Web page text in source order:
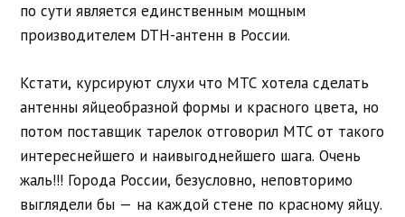
по сути является единственным мощным
производителем DTH-антенн в России.
Кстати, курсируют слухи что МТС хотела сделать
антенны яйцеобразнойформы и красного цвета, но
потом поставщик тарелок отговорил МТС от такого
интереснейшего и наивыгоднейшего шага. Очень
жаль!!! Города России, безусловно, неповторимо
выглядели бы — на каждой стене по красному яйцу.